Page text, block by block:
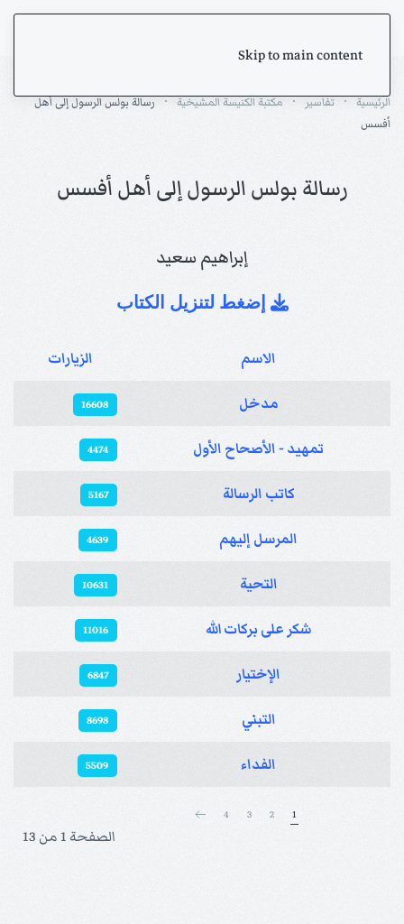
Skip to main content
الرئيسية تفاسير مكتبة الكنيسة المشيخية
رسالة بولس الرسول إلى أهل
أفسس
رسالة بولس الرسول إلى أهل أفسس
إبراهيم سعيد
إضغط لتنزيل الكتاب
الاسم الزيارات
مدخل 16608
تمهيد - الأصحاح الأول 4474
كاتب الرسالة 5167
المرسل إليهم 4639
التحية 10631
شكر على بركات الله 11016
الإختيار 6847
التبني 8698
الفداء 5509
الصفحة 1 من 13
1
2
3
4